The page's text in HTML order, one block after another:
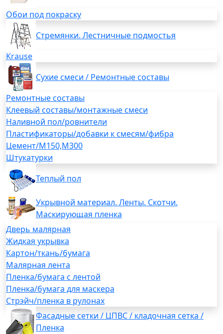
Обои под покраску
Стремянки. Лестничные подмостья
Krause
Сухие смеси / Ремонтные составы
Ремонтные составы
Клеевый составы/монтажные смеси
Наливной пол/ровнители
Пластификаторы/добавки к смесям/фибра
Цемент/М150,М300
Штукатурки
Теплый пол
Укрывной материал. Ленты. Скотчи.
Маскирующая пленка
Дверь малярная
Жидкая укрывка
Картон/ткань/бумага
Малярная лента
Пленка/бумага с лентой
Пленка/бумага для маскера
Стрэйч/пленка в рулонах
Фасадные сетки / ЦПВС / кладочная сетка /
Пленка